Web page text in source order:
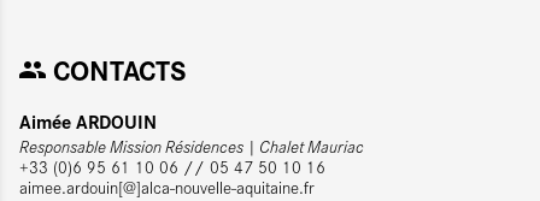
CONTACTS
Aimée ARDOUIN
Responsable Mission Résidences | Chalet Mauriac
+33 (0)6 95 61 10 06 // 05 47 50 10 16
aimee.ardouin[@]alca-nouvelle-aquitaine.fr